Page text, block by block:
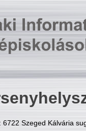
6722 Szeged Kálvária